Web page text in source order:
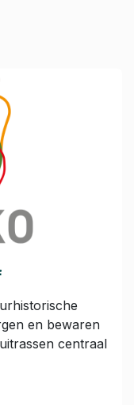
en bewaren
centraal